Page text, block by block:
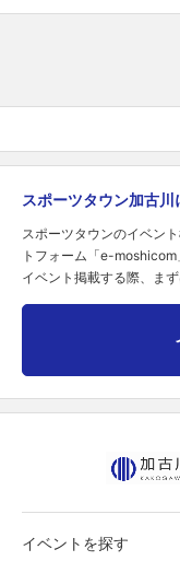
支払い
スポーツタウン加古川
スポーツタウンのイベン
トフォーム「e-moshicom
イベント掲載する際、ま
イベントを探す